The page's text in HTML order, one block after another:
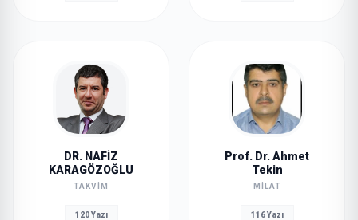
DR. NAFİZ
KARAGÖZOĞLU
TAKVIM
120 Yazı
Prof. Dr. Ahmet
Tekin
MILAT
116 Yazı